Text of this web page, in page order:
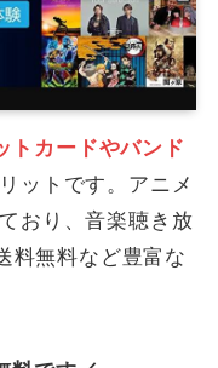
トカードやバンド
ットです。アニメ
おり、音楽聴き放
料無料など豊富な